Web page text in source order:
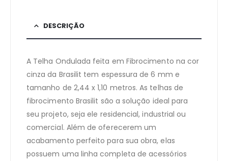
DESCRIÇÃO
A Telha Ondulada feita em Fibrocimento na cor
cinza da Brasilit tem espessura de 6 mm e
tamanho de 2,44 x 1,10 metros. As telhas de
fibrocimento Brasilit são a solução ideal para
seu projeto, seja ele residencial, industrial ou
comercial. Além de oferecerem um
acabamento perfeito para sua obra, elas
possuem uma linha completa de acessórios